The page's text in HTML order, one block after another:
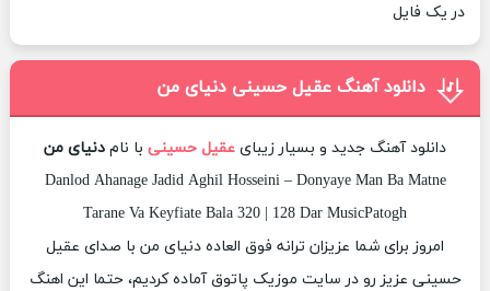
در یک فایل
دانلود آهنگ عقیل حسینی دنیای من
دانلود آهنگ جدید و بسیار زیبای عقیل حسینی با نام دنیای من
Danlod Ahanage Jadid Aghil Hosseini – Donyaye Man Ba Matne
Tarane Va Keyfiate Bala 320 | 128 Dar MusicPatogh
امروز برای شما عزیزان ترانه فوق العاده دنیای من با صدای عقیل
حسینی عزیز رو در سایت موزیک پاتوق آماده کردیم، حتما این اهنگ